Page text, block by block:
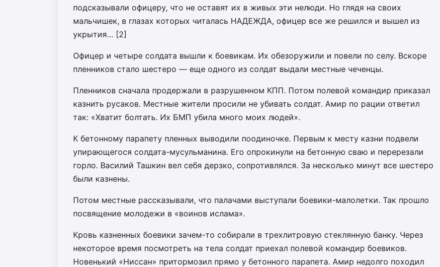
подсказывали офицеру, что не оставят их в живых эти нелюди. Но глядя на своих
мальчишек, в глазах которых читалась НАДЕЖДА, офицер все же решился и вышел из
укрытия… [2]
Офицер и четыре солдата вышли к боевикам. Их обезоружили и повели по селу. Вскоре
пленников стало шестеро — еще одного из солдат выдали местные чеченцы.
Пленников сначала продержали в разрушенном КПП. Потом полевой командир приказал
казнить русаков. Местные жители просили не убивать солдат. Амир по рации ответил
так: «Хватит болтать. Их БМП убила много моих людей».
К бетонному парапету пленных выводили поодиночке. Первым к месту казни подвели
упирающегося солдата-мусульманина. Его опрокинули на бетонную сваю и перерезали
горло. Василий Ташкин вел себя дерзко, сопротивлялся. За несколько минут все шестеро
были казнены.
Потом местные рассказывали, что палачами выступали боевики-малолетки. Так прошло
посвящение молодежи в «воинов ислама».
Кровь казненных боевики зачем-то собирали в трехлитровую стеклянную банку. Через
некоторое время посмотреть на тела солдат приехал полевой командир боевиков.
Новенький «Ниссан» притормозил прямо у бетонного парапета. Амир недолго походил